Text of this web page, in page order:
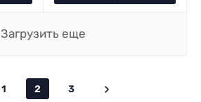
Загрузить еще
1 2 3